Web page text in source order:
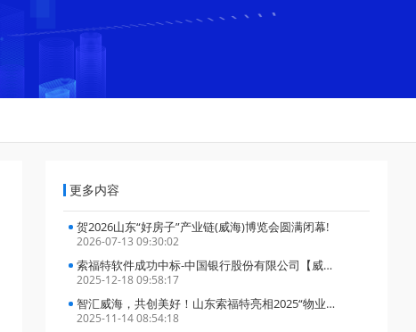
更多内容
贺2026山东“好房子”产业链(威海)博览会圆满闭幕!
2026-07-13 09:30:02
索福特软件成功中标-中国银行股份有限公司【威海分行】中国银行两个威海市住房保障公共服务中心合作项目
2025-12-18 09:58:17
智汇威海，共创美好！山东索福特亮相2025“物业服务+AI”创新大会
2025-11-14 08:54:18